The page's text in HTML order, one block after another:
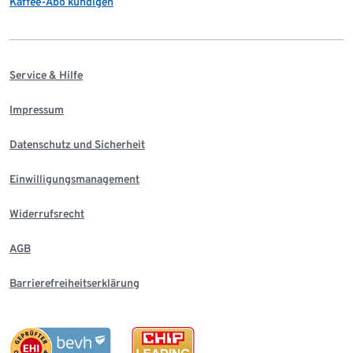
Service & Hilfe
Impressum
Datenschutz und Sicherheit
Einwilligungsmanagement
Widerrufsrecht
AGB
Barrierefreiheitserklärung